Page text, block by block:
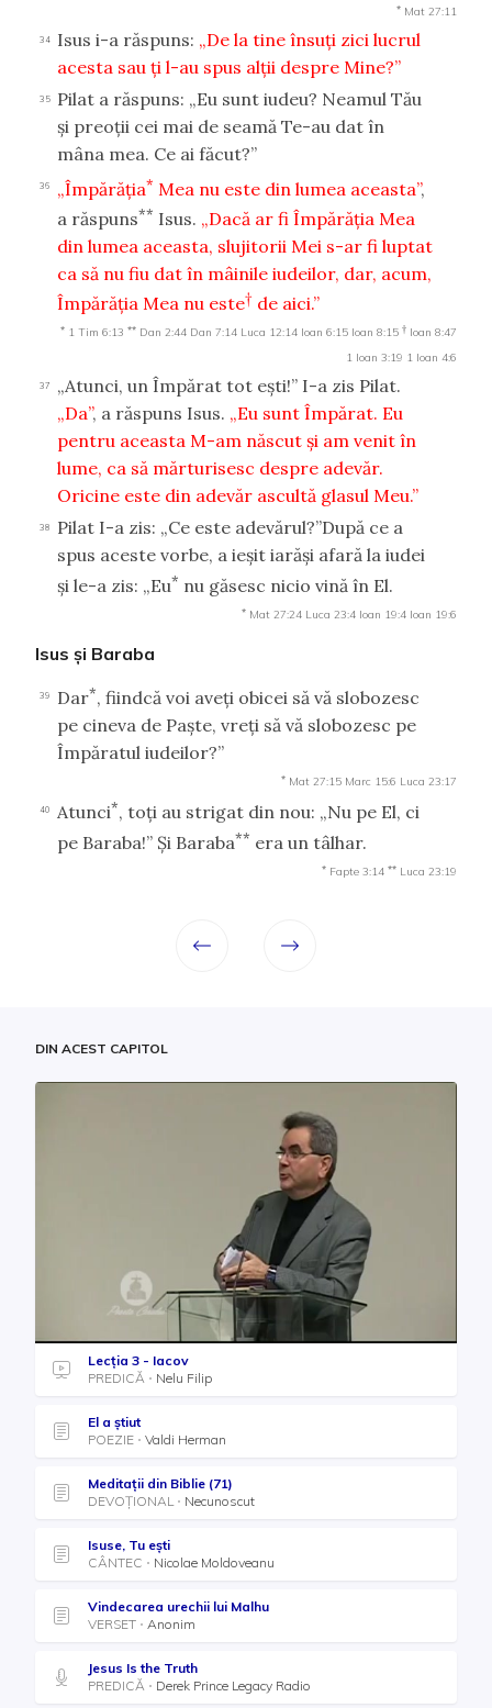
* Mat 27:11
34 Isus i-a răspuns: „De la tine însuţi zici lucrul
acesta sau ţi l-au spus alţii despre Mine?”
35
Pilat a răspuns: „Eu sunt iudeu? Neamul Tău
şi preoţii cei mai de seamă Te-au dat în
mâna mea. Ce ai făcut?”
36 „Împărăţia* Mea nu este din lumea aceasta”,
a răspuns** Isus. „Dacă ar fi Împărăţia Mea
din lumea aceasta, slujitorii Mei s-ar fi luptat
ca să nu fiu dat în mâinile iudeilor, dar, acum,
Împărăţia Mea nu este† de aici.”
* 1 Tim 6:13 ** Dan 2:44 Dan 7:14 Luca 12:14 Ioan 6:15 Ioan 8:15 † Ioan 8:47
1 Ioan 3:19 1 Ioan 4:6
37
„Atunci, un Împărat tot eşti!” I-a zis Pilat.
„Da”, a răspuns Isus. „Eu sunt Împărat. Eu
pentru aceasta M-am născut şi am venit în
lume, ca să mărturisesc despre adevăr.
Oricine este din adevăr ascultă glasul Meu.”
38
Pilat I-a zis: „Ce este adevărul?”După ce a
spus aceste vorbe, a ieşit iarăşi afară la iudei
şi le-a zis: „Eu* nu găsesc nicio vină în El.
* Mat 27:24 Luca 23:4 Ioan 19:4 Ioan 19:6
Isus şi Baraba
39 Dar*, fiindcă voi aveţi obicei să vă slobozesc
pe cineva de Paşte, vreţi să vă slobozesc pe
Împăratul iudeilor?”
* Mat 27:15 Marc 15:6 Luca 23:17
40 Atunci*, toţi au strigat din nou: „Nu pe El, ci
pe Baraba!” Şi Baraba** era un tâlhar.
* Fapte 3:14 ** Luca 23:19
DIN ACEST CAPITOL
Lecția 3 - Iacov
PREDICĂ
Nelu Filip
El a știut
POEZIE
Valdi Herman
Meditații din Biblie (71)
DEVOȚIONAL
Necunoscut
Isuse, Tu eşti
CÂNTEC
Nicolae Moldoveanu
Vindecarea urechii lui Malhu
VERSET
Anonim
Jesus Is the Truth
PREDICĂ
Derek Prince Legacy Radio